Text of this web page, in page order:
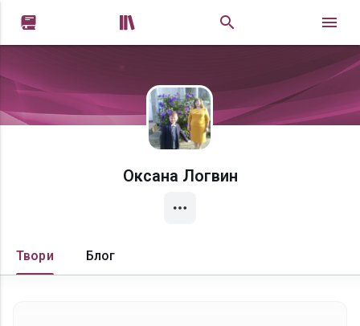
 
Оксана Логвин
Твори Блог